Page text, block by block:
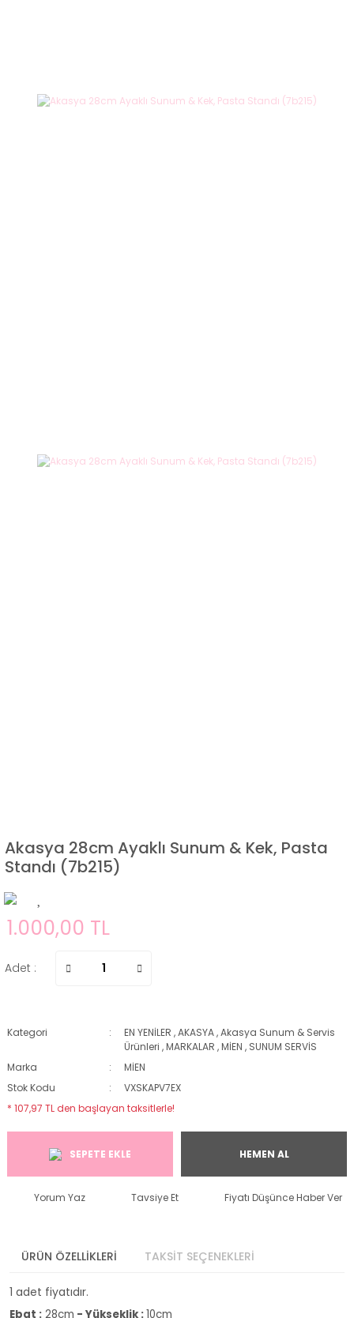
Akasya 28cm Ayaklı Sunum & Kek, Pasta
Standı (7b215)
1.000,00 TL
Adet :
Kategori EN YENİLER ,AKASYA,Akasya Sunum & Servis
Ürünleri ,MARKALAR ,MİEN , SUNUM SERVİS
Marka
MİEN
Stok Kodu
VXSKAPV7EX
* 107,97 TL den başlayan taksitlerle!
SEPETE EKLE HEMEN AL
Yorum Yaz Tavsiye Et Fiyatı Düşünce Haber Ver
ÜRÜN ÖZELLİKLERİ TAKSİT SEÇENEKLERİ
1 adet fiyatıdır.
Ebat : 28cm - Yükseklik :10cm